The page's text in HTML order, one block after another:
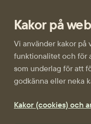
Kakor på
Vi använder kakor på
funktionalitet och för
som underlag för att
godkänna eller neka
Kakor (cookies) och